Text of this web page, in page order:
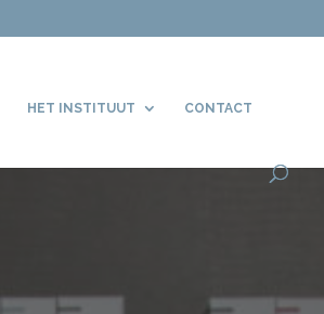
HET INSTITUUT CONTACT